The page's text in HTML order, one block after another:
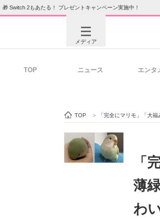
🎁 Switch 2もあたる！ プレゼントキャンペーン実施中！
メディア
ビジネスと働き方のヒント
ITエンジニア向け専門サイト
TOP ニュース エンタ
TOP > 「完全にマリモ」「大
「
薄
わ